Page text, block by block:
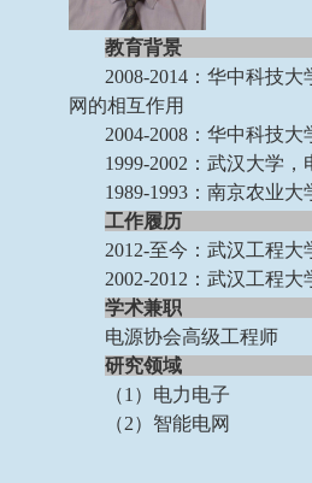
教育背景
2008-2014：华中科技
网的相互作用
2004-2008：华中科技
1999-2002：武汉大学
1989-1993：南京农业
工作履历
2012-至今：武汉工程
2002-2012：武汉工程
学术兼职
电源协会高级工程师
研究领域
（1）电力电子
（2）智能电网